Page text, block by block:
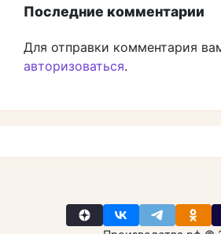
Последние комментарии
Для отправки комментария
авторизоваться.